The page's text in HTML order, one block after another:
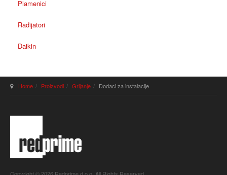
Plamenici
Radijatori
Daikin
Home Proizvodi Grijanje Dodaci za instalacije